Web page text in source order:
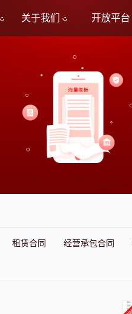
关于我们 开放平台
租赁合同 经营承包合同